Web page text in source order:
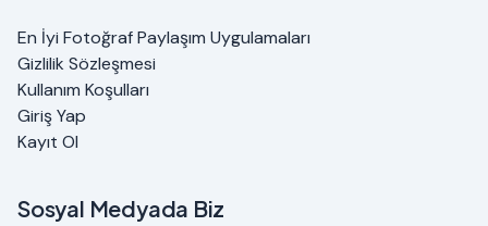
En İyi Fotoğraf Paylaşım Uygulamaları
Gizlilik Sözleşmesi
Kullanım Koşulları
Giriş Yap
Kayıt Ol
Sosyal Medyada Biz